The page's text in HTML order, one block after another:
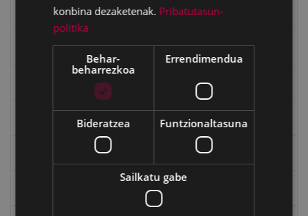
Errepublika
Gerra Zibilaren Interpretazio Zentroa
Gerrako umeak
Ignacio Zuloaga (1870-2020)
konbina dezaketenak. Pribatutasun-
politika
Behar-
beharrezkoa
Errendimendua
Bideratzea Funtzionaltasuna
Sailkatu gabe